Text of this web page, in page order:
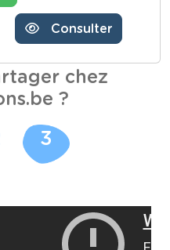
Consulter
chez
?
3